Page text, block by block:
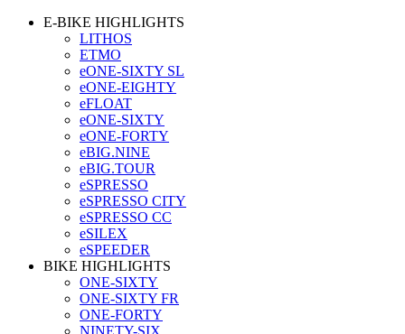
E-BIKE HIGHLIGHTS
LITHOS
ETMO
eONE-SIXTY SL
eONE-EIGHTY
eFLOAT
eONE-SIXTY
eONE-FORTY
eBIG.NINE
eBIG.TOUR
eSPRESSO
eSPRESSO CITY
eSPRESSO CC
eSILEX
eSPEEDER
BIKE HIGHLIGHTS
ONE-SIXTY
ONE-SIXTY FR
ONE-FORTY
NINETY-SIX